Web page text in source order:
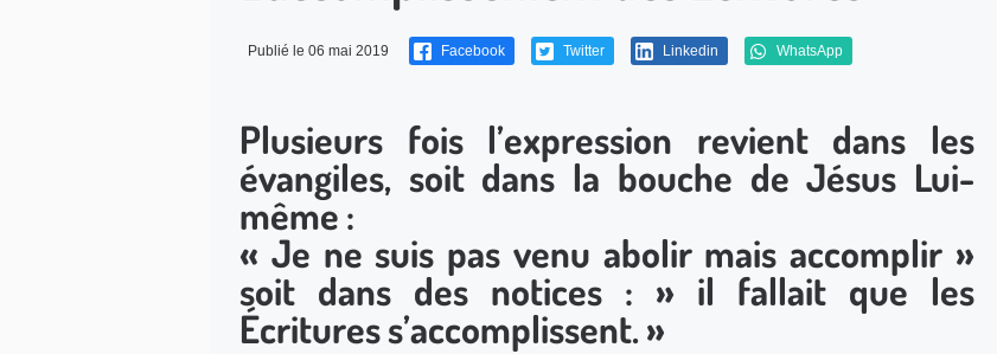
Publié le 06 mai 2019 Facebook Twitter Linkedin WhatsApp
Plusieurs fois l’expression revient dans les
évangiles, soit dans la bouche de Jésus Lui-
même :
« Je ne suis pas venu abolir mais accomplir »
soit dans des notices : » il fallait que les
Écritures s’accomplissent. »